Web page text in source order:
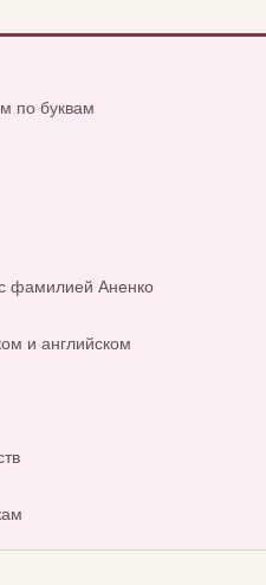
по буквам
фамилией Аненко
и английском